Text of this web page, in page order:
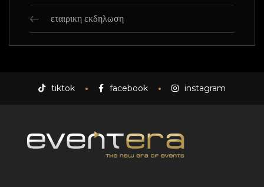
εταιρικη εκδηλωση
tiktok facebook instagram